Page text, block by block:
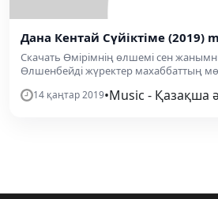
Дана Кентай Сүйіктіме (2019)
Скачать Өмірімнің өлшемі сен
Өлшенбейді жүректер махаббаттың
14 қаңтар 2019•Music - Қазақша